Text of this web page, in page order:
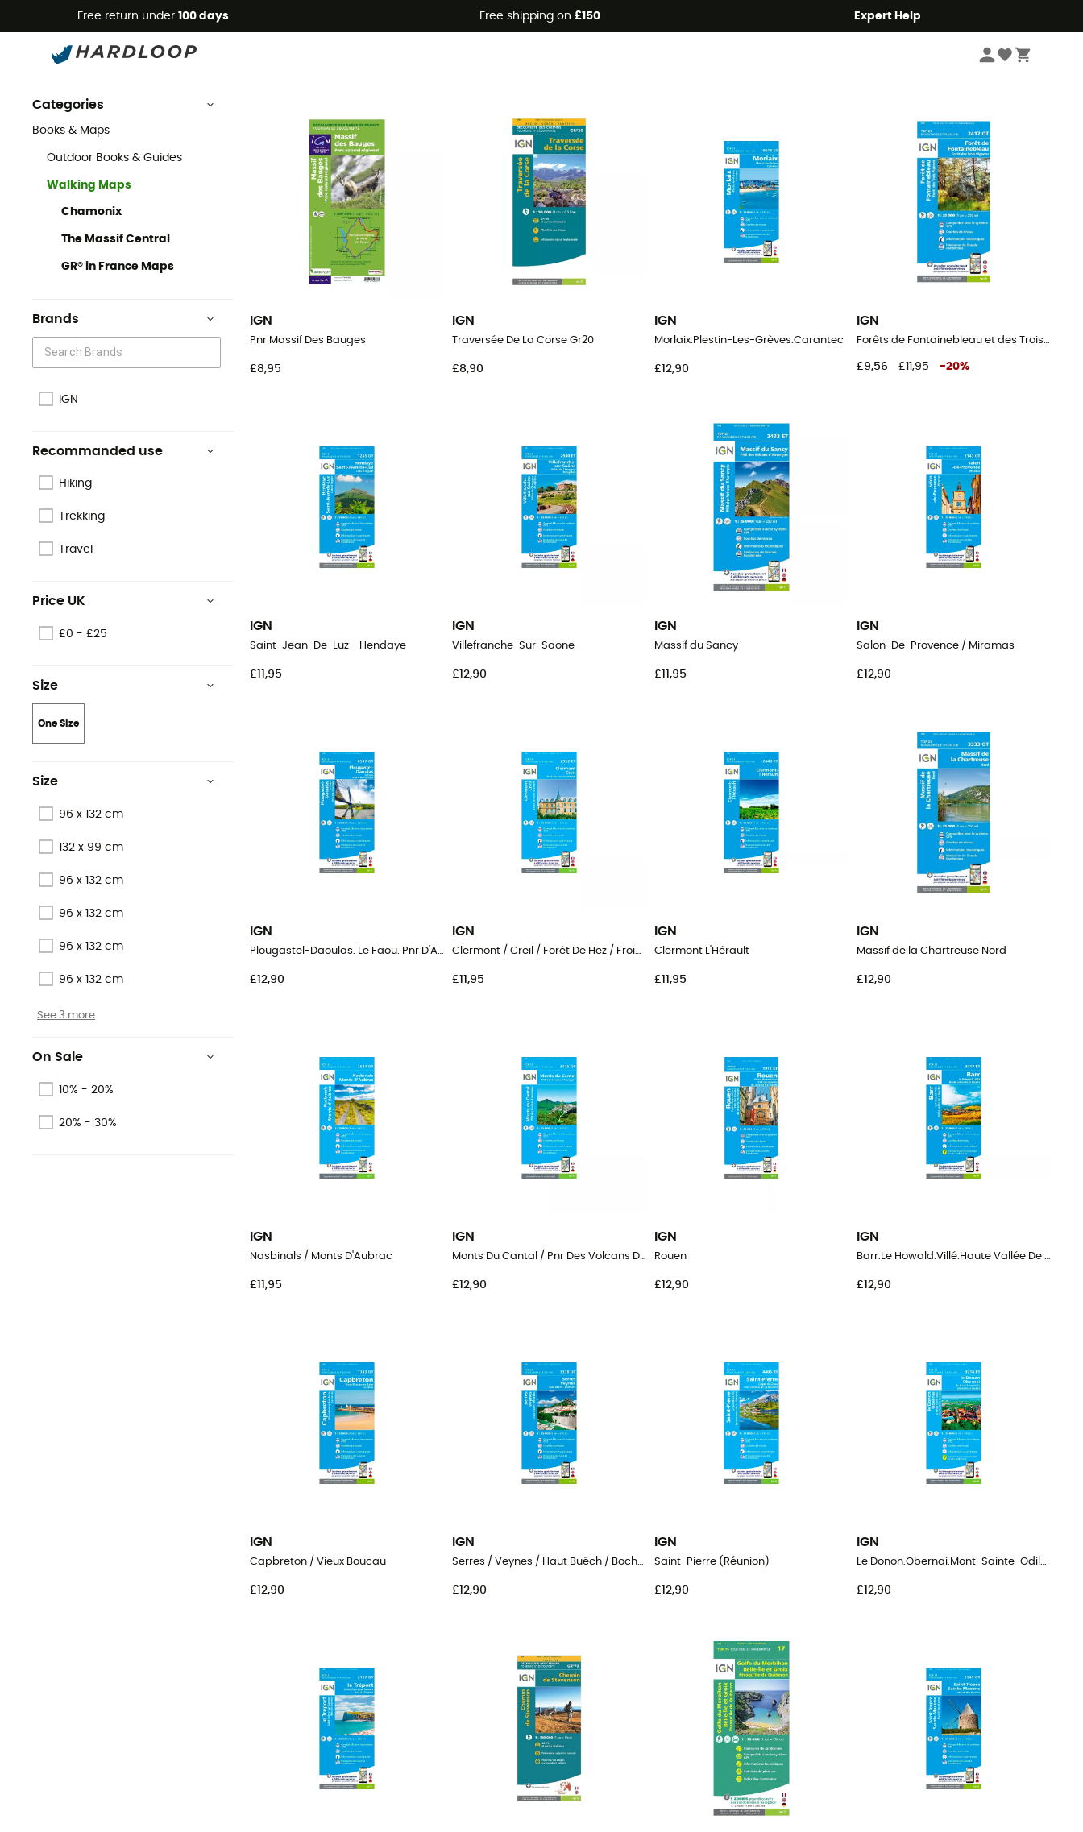
Free return under 100 days Free shipping on £150 Expert Help
Books & Maps Walking Maps
Walking Maps & Hiking Maps
Categories
Books & Maps
Outdoor Books & Guides
Walking Maps
Chamonix
The Massif Central
GR® in France Maps
Brands
IGN
Recommanded use
Hiking
Trekking
Travel
Price UK
£0 - £25
Size
One Size
Size
96 x 132 cm
132 x 99 cm
96 x 132 cm
96 x 132 cm
96 x 132 cm
96 x 132 cm
See 3 more
On Sale
10% - 20%
20% - 30%
IGN
Pnr Massif Des Bauges
£8,95
IGN
Traversée De La Corse Gr20
£8,90
IGN
Morlaix.Plestin-Les-Grèves.Carantec
£12,90
IGN
Forêts de Fontainebleau et des Trois Pignons
£9,56 £11,95 -20%
IGN
Saint-Jean-De-Luz - Hendaye
£11,95
IGN
Villefranche-Sur-Saone
£12,90
IGN
Massif du Sancy
£11,95
IGN
Salon-De-Provence / Miramas
£12,90
IGN
Plougastel-Daoulas. Le Faou. Pnr D'Armorique
£12,90
IGN
Clermont / Creil / Forêt De Hez / Froidmont
£11,95
IGN
Clermont L'Hérault
£11,95
IGN
Massif de la Chartreuse Nord
£12,90
IGN
Nasbinals / Monts D'Aubrac
£11,95
IGN
Monts Du Cantal / Pnr Des Volcans D'Auvergne
£12,90
IGN
Rouen
£12,90
IGN
Barr.Le Howald.Villé.Haute Vallée De La Bruche
£12,90
IGN
Capbreton / Vieux Boucau
£12,90
IGN
Serres / Veynes / Haut Buëch / Bochaine
£12,90
IGN
Saint-Pierre (Réunion)
£12,90
IGN
Le Donon.Obernai.Mont-Sainte-Odile.Vallée De La Bruche
£12,90